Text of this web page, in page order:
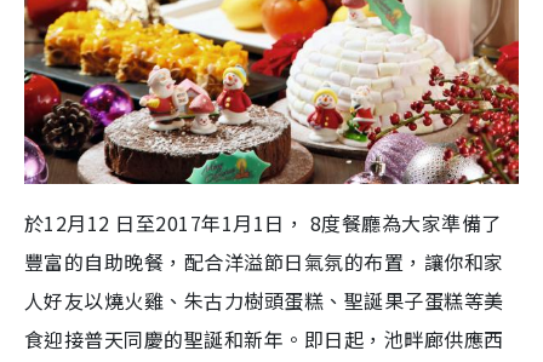
於12月12 日至2017年1月1日， 8度餐廳為大家準備了
豐富的自助晚餐，配合洋溢節日氣氛的布置，讓你和家
人好友以燒火雞、朱古力樹頭蛋糕、聖誕果子蛋糕等美
食迎接普天同慶的聖誕和新年。即日起，池畔廊供應西